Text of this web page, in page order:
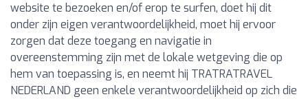
website te bezoeken en/of erop te surfen, doet hij dit
onder zijn eigen verantwoordelijkheid, moet hij ervoor
zorgen dat deze toegang en navigatie in
overeenstemming zijn met de lokale wetgeving die op
hem van toepassing is, en neemt hij TRATRATRAVEL
NEDERLAND geen enkele verantwoordelijkheid op zich die